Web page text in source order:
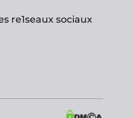
re1seaux sociaux